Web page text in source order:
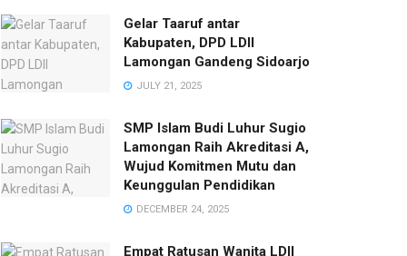
Gelar Taaruf antar
Kabupaten, DPD LDII
Lamongan Gandeng Sidoarjo
JULY 21, 2025
SMP Islam Budi Luhur Sugio
Lamongan Raih Akreditasi A,
Wujud Komitmen Mutu dan
Keunggulan Pendidikan
DECEMBER 24, 2025
Empat Ratusan Wanita LDII